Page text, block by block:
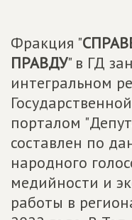
Фракция "
ПРАВДУ" в ГД
интегральном
порталом
составлен по
народного
медийности и
работы в